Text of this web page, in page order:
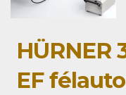
HÜRNER
EF